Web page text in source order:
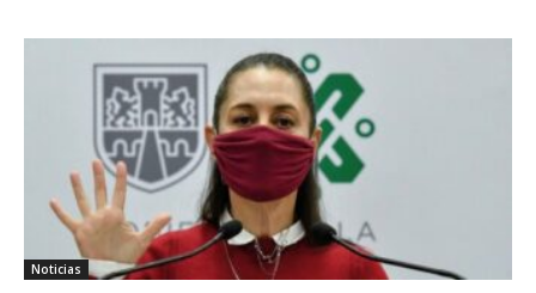
Noticias